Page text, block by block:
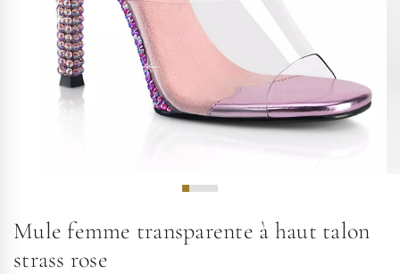
Mule femme transparente à haut talon
strass rose